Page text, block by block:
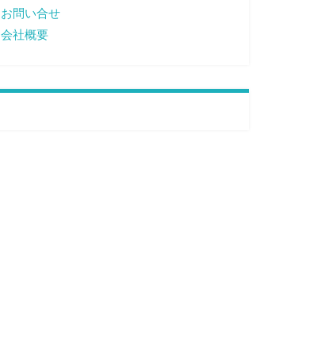
お問い合せ
会社概要